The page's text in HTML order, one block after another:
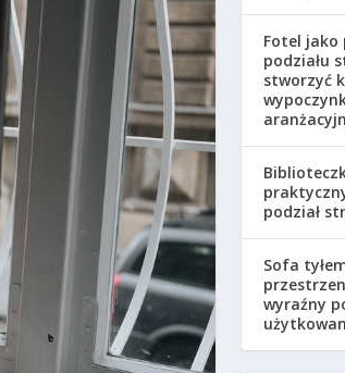
Fotel
podziału
stworzyć
podział
Sofa
wyraźny